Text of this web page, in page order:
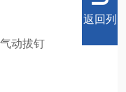
动拔钉
返回列